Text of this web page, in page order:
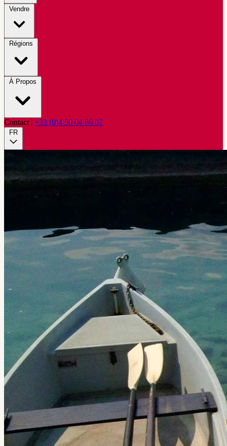
Vendre
Régions
À Propos
Contact | +33 (0)4 50 04 86 07
FR